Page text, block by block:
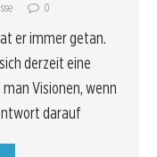
0
er immer getan.
derzeit eine
Visionen, wenn
darauf